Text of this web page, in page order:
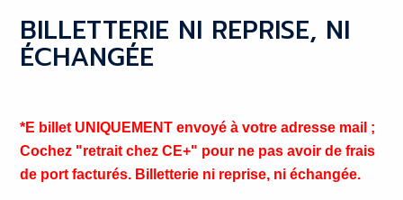
BILLETTERIE NI REPRISE, NI
ÉCHANGÉE
*E billet UNIQUEMENT envoyé à votre adresse mail ;
Cochez "retrait chez CE+" pour ne pas avoir de frais
de port facturés. Billetterie ni reprise, ni échangée.